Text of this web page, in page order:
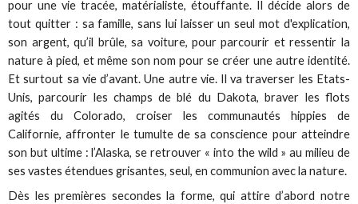
pour une vie tracée, matérialiste, étouffante. Il décide alors de
tout quitter : sa famille, sans lui laisser un seul mot d'explication,
son argent, qu’il brûle, sa voiture, pour parcourir et ressentir la
nature à pied, et même son nom pour se créer une autre identité.
Et surtout sa vie d’avant. Une autre vie. Il va traverser les Etats-
Unis, parcourir les champs de blé du Dakota, braver les flots
agités du Colorado, croiser les communautés hippies de
Californie, affronter le tumulte de sa conscience pour atteindre
son but ultime : l’Alaska, se retrouver « into the wild » au milieu de
ses vastes étendues grisantes, seul, en communion avec la nature.
Dès les premières secondes la forme, qui attire d’abord notre